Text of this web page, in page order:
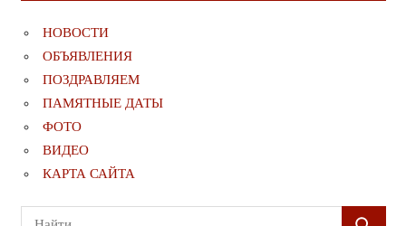
НОВОСТИ
ОБЪЯВЛЕНИЯ
ПОЗДРАВЛЯЕМ
ПАМЯТНЫЕ ДАТЫ
ФОТО
ВИДЕО
КАРТА САЙТА
Поиск